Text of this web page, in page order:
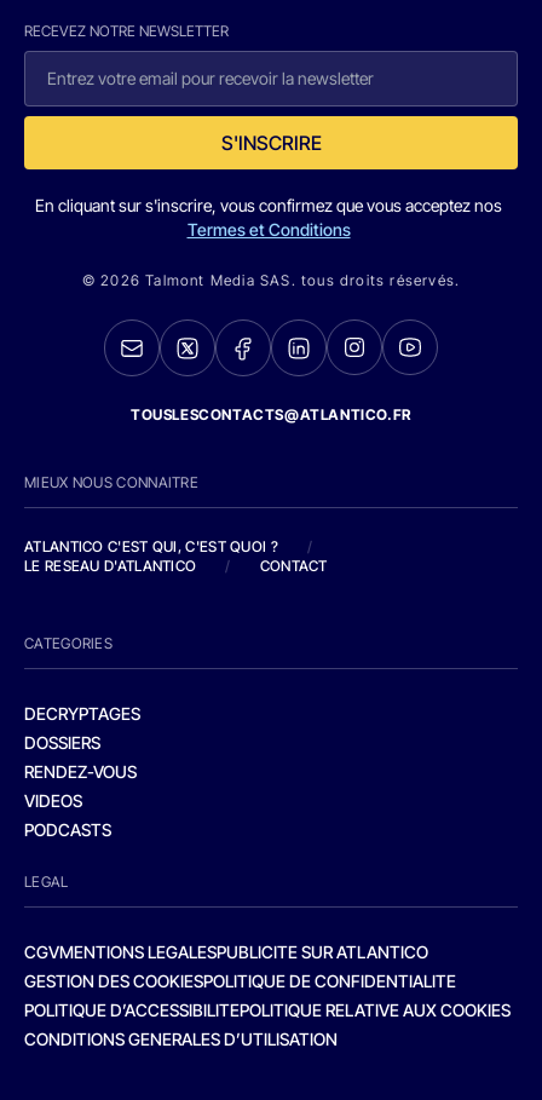
RECEVEZ NOTRE NEWSLETTER
S'INSCRIRE
En cliquant sur s'inscrire, vous confirmez que vous acceptez nos
Termes et Conditions
© 2026 Talmont Media SAS. tous droits réservés.
TOUSLESCONTACTS@ATLANTICO.FR
MIEUX NOUS CONNAITRE
ATLANTICO C'EST QUI, C'EST QUOI ?
/
LE RESEAU D'ATLANTICO
/ CONTACT
CATEGORIES
DECRYPTAGES
DOSSIERS
RENDEZ-VOUS
VIDEOS
PODCASTS
LEGAL
CGVMENTIONS LEGALESPUBLICITE SUR ATLANTICO
GESTION DES COOKIESPOLITIQUE DE CONFIDENTIALITE
POLITIQUE D’ACCESSIBILITEPOLITIQUE RELATIVE AUX COOKIES
CONDITIONS GENERALES D’UTILISATION